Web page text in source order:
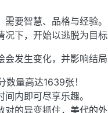
要智慧、品格与经验。
下，开始以逃脱为目标
发生变化，并影响结局
量高达1639张！
内即可尽享乐趣。
对的异变抓住，美代的